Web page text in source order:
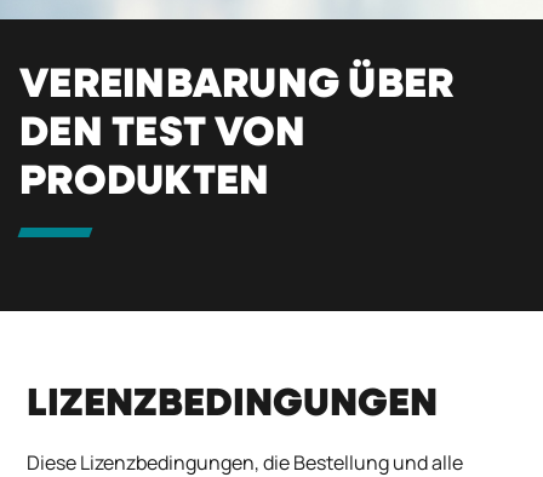
VEREINBARUNG ÜBER
DEN TEST VON
PRODUKTEN
LIZENZBEDINGUNGEN
Diese Lizenzbedingungen, die Bestellung und alle